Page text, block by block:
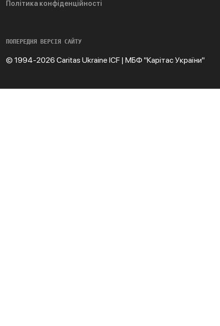
Політика конфіденційності
ПОПЕРЕДНЯ ВЕРСІЯ САЙТУ
© 1994-2026 Caritas Ukraine ICF | МБФ "Карітас України"